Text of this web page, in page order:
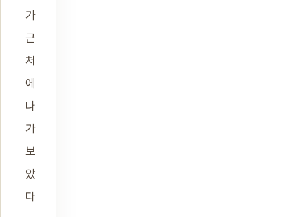
가
근
처
에
나
가
보
았
다